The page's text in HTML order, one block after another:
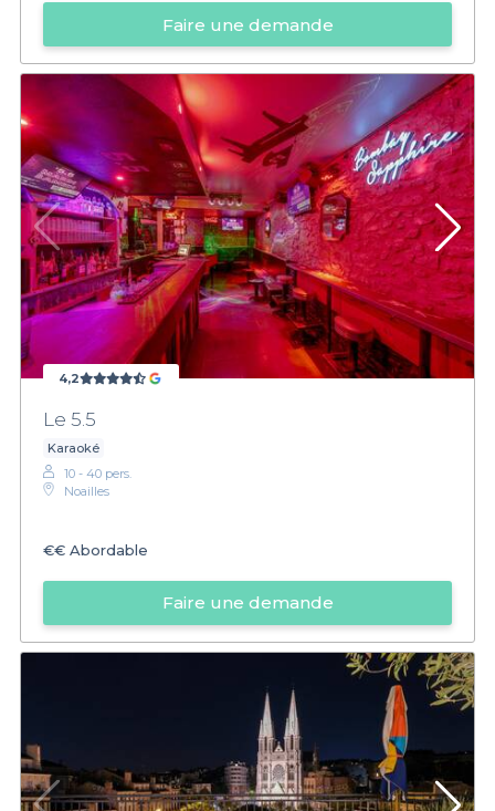
Faire une demande
4,2
Le 5.5
Karaoké
10 - 40 pers.
Noailles
€€ Abordable
Faire une demande